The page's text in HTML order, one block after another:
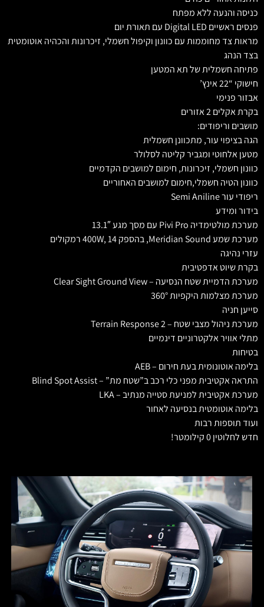
כניסה והנעה ללא מפתח
פנסים ראשיים Digital LED עם תאורת יום
מראות צד מחוממות עם כוונון וקיפול חשמלי, זיכרונות והכהיה אוטומטית
בצד הנהג
פתיחה חשמלית של תא המטען
חישוקי “22 אינץ’
אבזור פנימי
בקרת אקלים 2 אזורים
מושבים וריפודים:
הגה בציפוי עור, מתכוונן חשמלית
מטען אלחוטי ומגביר קליטה לסלולר
כוונון חשמלי, זיכרונות, חימום למושבים הקדמיים
כוונון הטיה חשמלי,חימום למושבים האחוריים
ריפודי עור Semi Aniline
בידור ומידע
מערכת מולטימדיה Pivi Pro עם מסך מגע 13.1″
מערכת שמע Meridian Sound, בהספק 400W, 14 רמקולים
עזרי נהיגה
בקרת שיוט אדפטיבית
מערכת הדמיית שטח הנסיעה – Clear Sight Ground View
מערכת מצלמות היקפיות 360°
סייען חניה
מערכת ניהול מצבי שטח – Terrain Response 2
מתלי אוויר אלקטרוניים דינמיים
בטיחות
בלימה אוטונומית בעת חירום – AEB
התראה אקטיבית מפני כלי רכב ב”שטח מת” – Blind Spot Assist
מערכת אקטיבית למניעת סטייה מנתיב – LKA
בלימה אוטומטית בנסיעה לאחור
ועוד תוספות רבות
חדש לחלוטין 0 קילומטר!